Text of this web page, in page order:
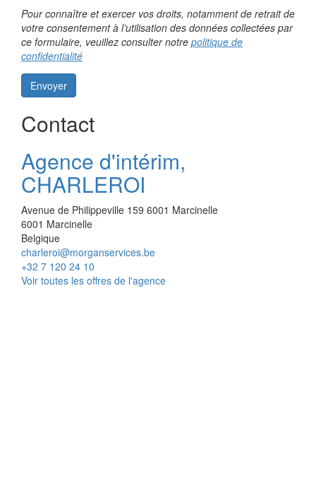
Pour connaître et exercer vos droits, notamment de retrait de
votre consentement à l’utilisation des données collectées par
ce formulaire, veuillez consulter notre politique de
confidentialité
Envoyer
Contact
Agence d'intérim,
CHARLEROI
Avenue de Philippeville 159 6001 Marcinelle
6001 Marcinelle
Belgique
charleroi@morganservices.be
+32 7 120 24 10
Voir toutes les offres de l'agence